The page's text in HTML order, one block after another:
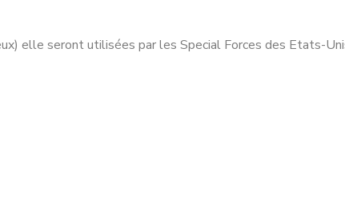
elle seront utilisées par les Special Forces des Etats-